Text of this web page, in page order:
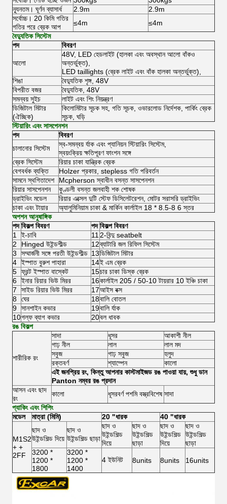
ন্যূনতম। ঘূর্ণন ব্যাসার্ধ 2.9m
2.9m
সর্বোচ্চ। 20 কিমি গতির
গতির পরে ব্রেক আপ
≤4m
≤4m
বৈদ্যুতিক সিস্টেম
পদ
বিবরণ
আলো
48V, LED হেডলাইট (হালকা এবং অবস্থান আলো বাঁকও
অন্তর্ভুক্ত),
LED taillights (ব্রেক লাইট এবং বাঁক হালকা অন্তর্ভুক্ত),
শিঙা
বৈদ্যুতিক শৃঙ্গ, 48V
বিপরীত বজর
বৈদ্যুতিক, 48V
সমন্বয় সুইচ
লাইট এবং শিং নিয়ন্ত্রণ
ডিজিটাল মিটার
(ঐচ্ছিক)
কিলোমিটার সূচক সহ, গতি সূচক, ওভারলোড নির্দেশক, পার্কিং ব্রেক
সূচক, ঘড়ি
স্টিয়ারিং এবং সাসপেনশন
পদ
বিবরণ
চালানোর সিস্টেম
স্ব-সমন্বয় র্যাক এবং প্যানিয়ন স্টিয়ারিং সিস্টেম,
স্বয়ংক্রিয় ক্ষতিপূরণ ফাংশন সঙ্গে
ব্রেক সিস্টেম
রিয়ার চাকা যান্ত্রিক ব্রেক
বেগবর্ধক ব্যক্তি
Holzer প্রকার, stepless গতি পরিবর্তন
সামনে স্থগিতাদেশ
Mcpherson স্বাধীন বসন্ত সাসপেনশন
রিয়ার সাসপেনশন
কুণ্ডলী বসন্ত জলবাহী শক শোষক
ড্রাইভিং মডেল
রিয়ার এক্সেল দুটি স্টেফ ডিসিলেটরেশন, মোটর সরাসরি ড্রাইভিং
চাকা এবং টায়ার
অ্যালুমিনিয়াম চাকা & মার্কিন কার্লাইল 18 * 8.5-8 6 স্তর
অপশন আনুষাঙ্গিক
পদ বিকল্প বিবরণ পদ বিকল্প বিবরণ
1
ই-চাবি 11 2-বিন্দু seatbelt
2
Hinged উইন্ডশীল্ড 12ব্যাটারি জল রিফিল সিস্টেম
3
সম্মার্জনী সঙ্গে পরতী উইন্ডশীল্ড 13ডিজিটাল মিটার
4 ইস্পাত বুরুশ পাহারা 14ই এম ব্রেক
5 ফ্রন্ট ইস্পাত বাস্কেট 15চার চাকা ডিস্ক ব্রেক
6 ইনার রিয়ার ভিউ মিরর 16কার্লাইল 205 / 50-10 টায়রার 10 ইঞ্চি চাকা
7
সাইড রিয়ার ভিউ মিরর 17আইস বক্স
8 ঘের 18বালি বোতল
9 সানশাইন কভার 19বালি র্যাক
10গল্ফ ব্যাগ কভার 20বল ধাবক
রঙ বিকল্প
শারীরিক রং
সাদা ধূসর
আকাশী নীল
গাঢ় নীল
লাল
লাল মদ
সবুজ
গাঢ় সবুজ
হলুদ
রক্তবর্ণ
শ্যাম্পেন
কালো
এই জনপ্রিয় রং, কিন্তু আপনার কাস্টমাইজড রঙ পাওয়া যায়, শুধু ডান
Panton নম্বর রঙ প্রদান
আসন এবং ছাদ
রং
কালো ধূসরবর্ণ পশমি বস্ত্রবিশেষ সাদা
প্যাকিং এবং শিপিং
মডেল
মাত্রা (মিমি) 20 "ধারক 40 "ধারক
M1S2
+ +
2FF
ছাদ ও
উইন্ডশিল্ড দিয়ে
ছাদ ও
উইন্ডশিল্ড ছাড়া
ছাদ ও
উইন্ডশিল্ড
দিয়ে
ছাদ ও
উইন্ডশিল্ড
ছাড়া
ছাদ ও
উইন্ডশিল্ড
দিয়ে
ছাদ ও
উইন্ডশিল্ড
ছাড়া
3200 *
1200 *
1800
3200 *
1200 *
1400
4 ইউনিট 8units 8units 16units